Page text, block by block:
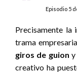
Episodio 5
Precisamente la
trama
giros de guion y
creativo ha